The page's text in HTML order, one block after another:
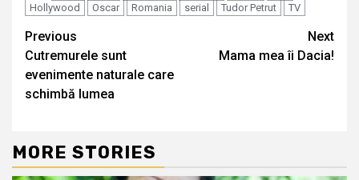
Hollywood
Oscar Romania serial Tudor Petrut TV
Continue
Reading
Previous
Cutremurele sunt
evenimente naturale care
schimbă lumea
Next
Mama mea îi Dacia!
MORE STORIES